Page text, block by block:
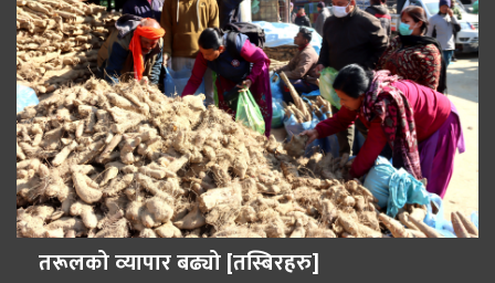
तरूलको व्‍यापार बढ्यो [तस्बिरहरु]